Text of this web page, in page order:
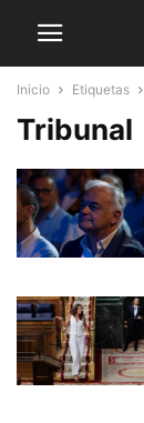
Inicio Etiquetas
Tribunal